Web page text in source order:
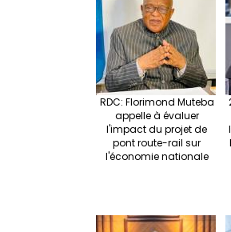
RDC: Florimond Muteba
appelle à évaluer
l'impact du projet de
pont route-rail sur
l'économie nationale